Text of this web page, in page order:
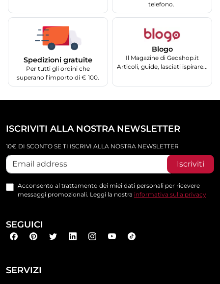
telefono.
Spedizioni gratuite
Per tutti gli ordini che
superano l’importo di € 100.
Blogo
Il Magazine di Gedshop.it
Articoli, guide, lasciati ispirare...
SERVIZI
ISCRIVITI ALLA NOSTRA NEWSLETTER
10€ DI SCONTO SE TI ISCRIVI ALLA NOSTRA NEWSLETTER
Iscriviti
Acconsento al trattamento dei miei dati personali per ricevere
messaggi promozionali. Leggi la nostra informativa sulla privacy
SEGUICI